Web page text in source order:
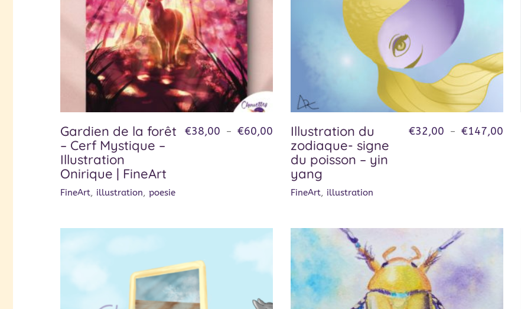
Gardien de la forêt
– Cerf Mystique –
Illustration
Onirique | FineArt
FineArt, illustration, poesie
€38,00 – €60,00
Illustration du
zodiaque- signe
du poisson – yin
yang
FineArt, illustration
€32,00 – €147,00